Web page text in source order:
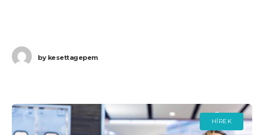
bykesettagepem
HÍREK